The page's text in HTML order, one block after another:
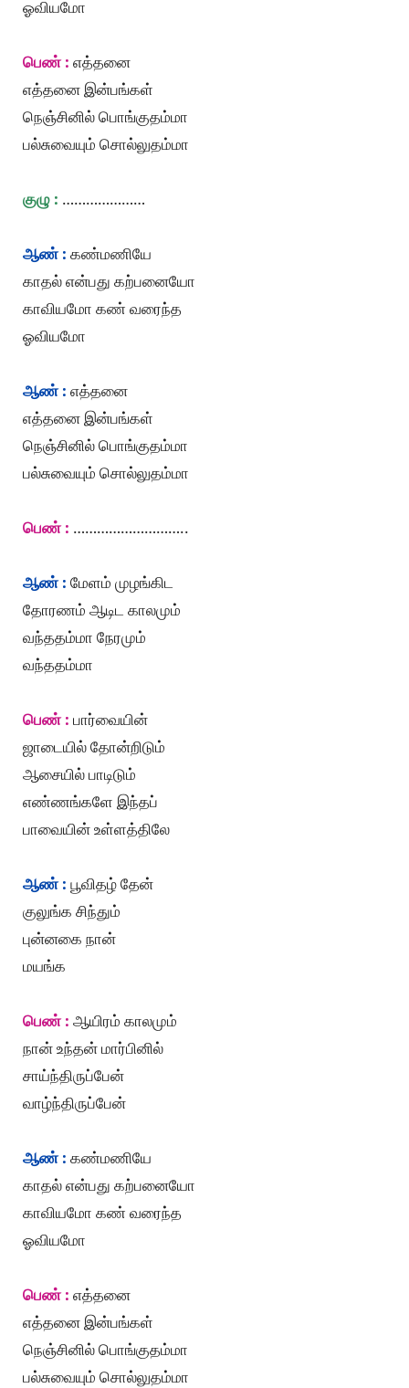
ஓவியமோ
பெண் : எத்தனை
எத்தனை இன்பங்கள்
நெஞ்சினில் பொங்குதம்மா
பல்சுவையும் சொல்லுதம்மா
குழு : …………………
ஆண் : கண்மணியே
காதல் என்பது கற்பனையோ
காவியமோ கண் வரைந்த
ஓவியமோ
ஆண் : எத்தனை
எத்தனை இன்பங்கள்
நெஞ்சினில் பொங்குதம்மா
பல்சுவையும் சொல்லுதம்மா
பெண் : ………………………..
ஆண் : மேளம் முழங்கிட
தோரணம் ஆடிட காலமும்
வந்ததம்மா நேரமும்
வந்ததம்மா
பெண் : பார்வையின்
ஜாடையில் தோன்றிடும்
ஆசையில் பாடிடும்
எண்ணங்களே இந்தப்
பாவையின் உள்ளத்திலே
ஆண் : பூவிதழ் தேன்
குலுங்க சிந்தும்
புன்னகை நான்
மயங்க
பெண் : ஆயிரம் காலமும்
நான் உந்தன் மார்பினில்
சாய்ந்திருப்பேன்
வாழ்ந்திருப்பேன்
ஆண் : கண்மணியே
காதல் என்பது கற்பனையோ
காவியமோ கண் வரைந்த
ஓவியமோ
பெண் : எத்தனை
எத்தனை இன்பங்கள்
நெஞ்சினில் பொங்குதம்மா
பல்சுவையும் சொல்லுதம்மா